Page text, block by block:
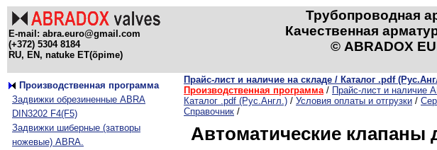
E-mail: abra.euro@gmail.com
(+372) 5304 8184
RU, EN, natuke ET(õpime)
Трубопроводная
Качественная
© ABRADOX
Производственная программа
Задвижки обрезиненные ABRA
DIN3202 F4(F5)
Задвижки шиберные (затворы
ножевые) ABRA.
Прайс-лист и наличие на складе / Каталог .pdf
Производственная программа/ Прайс-лист и наличие
Каталог .pdf (Рус.Англ.) / Условия оплаты и отгрузки /
Справочник /
Автоматические клапаны